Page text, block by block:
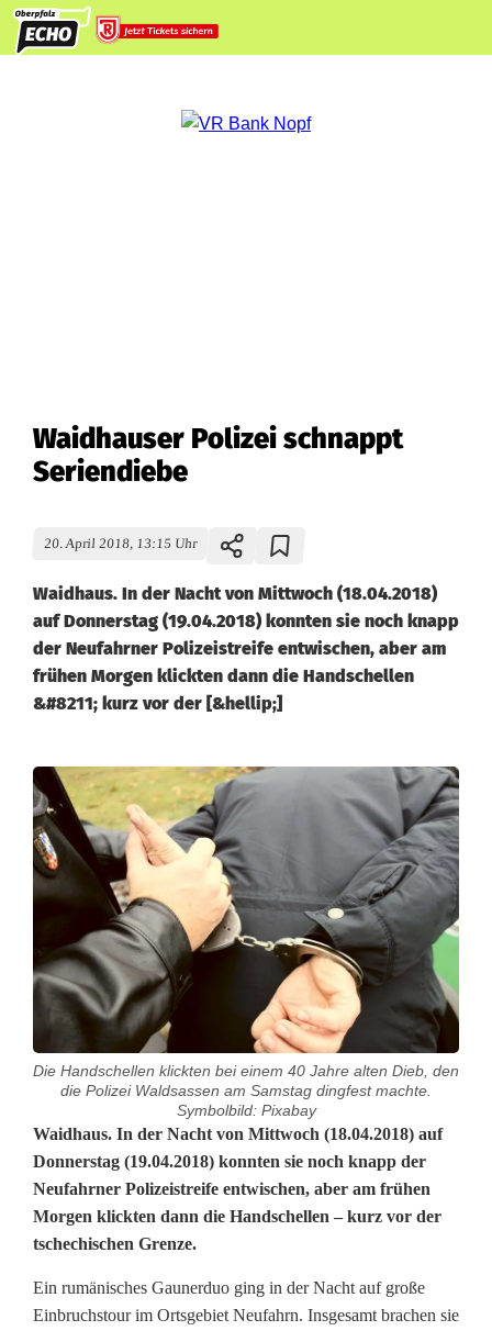
Waidhauser Polizei schnappt
Seriendiebe
20. April 2018, 13:15 Uhr
Waidhaus. In der Nacht von Mittwoch (18.04.2018)
auf Donnerstag (19.04.2018) konnten sie noch knapp
der Neufahrner Polizeistreife entwischen, aber am
frühen Morgen klickten dann die Handschellen
&#8211; kurz vor der [&hellip;]
Die Handschellen klickten bei einem 40 Jahre alten Dieb, den
die Polizei Waldsassen am Samstag dingfest machte.
Symbolbild: Pixabay
W
a
i
h
Waidhaus. In der Nacht von Mittwoch (18.04.2018) auf
Donnerstag (19.04.2018) konnten sie noch knapp der
Neufahrner Polizeistreife entwischen, aber am frühen
Morgen klickten dann die Handschellen – kurz vor der
tschechischen Grenze.
Ein rumänisches Gaunerduo ging in der Nacht auf große
Einbruchstour im Ortsgebiet Neufahrn. Insgesamt brachen sie